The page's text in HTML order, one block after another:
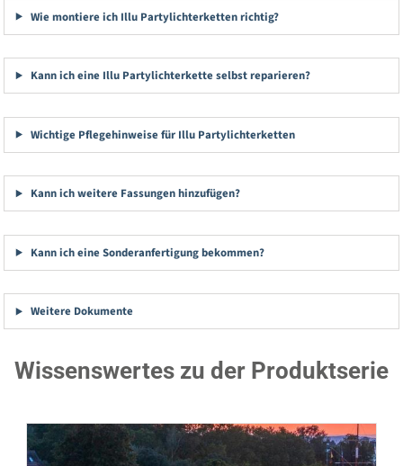
Wie montiere ich Illu Partylichterketten richtig?
Kann ich eine Illu Partylichterkette selbst reparieren?
Wichtige Pflegehinweise für Illu Partylichterketten
Kann ich weitere Fassungen hinzufügen?
Kann ich eine Sonderanfertigung bekommen?
Weitere Dokumente
Wissenswertes zu der Produktserie